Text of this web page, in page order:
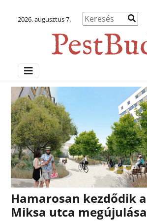
2026. augusztus 7.
Hamarosan kezdődik
Miksa utca megújulása